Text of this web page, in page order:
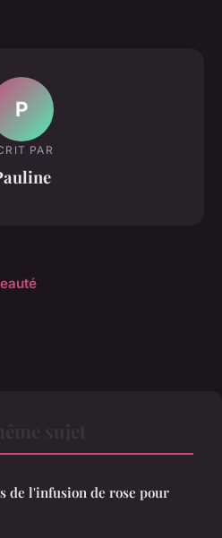
P
PAR
de l'infusion de rose pour